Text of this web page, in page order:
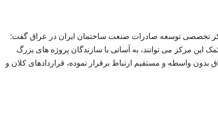
تخصصی توسعه صادرات صنعت ساختمان ایران در عراق گفت:
این مرکز می توانند، به آسانی با سازندگان پروژه های بزرگ
واسطه و مستقیم ارتباط برقرار نموده، قراردادهای کلان و